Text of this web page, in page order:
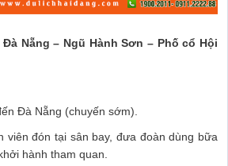
Đà Nẵng – Ngũ Hành Sơn – Phố cổ Hội
Đà Nẵng (chuyến sớm).
viên đón tại sân bay, đưa đoàn dùng bữa
hành tham quan.